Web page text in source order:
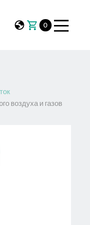
0
воздуха и газов